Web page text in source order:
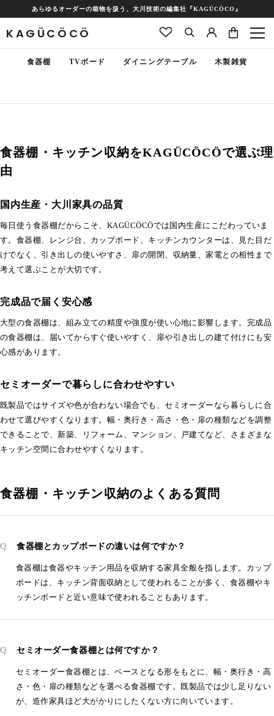
あらゆるオーダーの箱物を扱う、大川技術の編集社『KAGÜCÖCO』
KAGÜCÖCÖ
食器棚 TVボード ダイニングテーブル 木製雑貨
食器棚・キッチン収納をKAGÜCÖCÖで選ぶ理
由
国内生産・大川家具の品質
毎日使う食器棚だからこそ、KAGÜCÖCÖでは国内生産にこだわっていま
す。食器棚、レンジ台、カップボード、キッチンカウンターは、見た目だ
けでなく、引き出しの使いやすさ、扉の開閉、収納量、家電との相性まで
考えて選ぶことが大切です。
完成品で届く安心感
大型の食器棚は、組み立ての精度や強度が使い心地に影響します。完成品
の食器棚は、届いてからすぐ使いやすく、扉や引き出しの建て付けにも安
心感があります。
セミオーダーで暮らしに合わせやすい
既製品ではサイズや色が合わない場合でも、セミオーダーなら暮らしに合
わせて選びやすくなります。幅・奥行き・高さ・色・扉の種類などを調整
できることで、新築、リフォーム、マンション、戸建てなど、さまざまな
キッチン空間に合わせやすくなります。
食器棚・キッチン収納のよくある質問
食器棚とカップボードの違いは何ですか？
食器棚は食器やキッチン用品を収納する家具全般を指します。カップ
ボードは、キッチン背面収納として使われることが多く、食器棚やキ
ッチンボードと近い意味で使われることもあります。
セミオーダー食器棚とは何ですか？
セミオーダー食器棚とは、ベースとなる形をもとに、幅・奥行き・高
さ・色・扉の種類などを選べる食器棚です。既製品では少し足りない
が、造作家具ほど大がかりにしたくない方に向いています。